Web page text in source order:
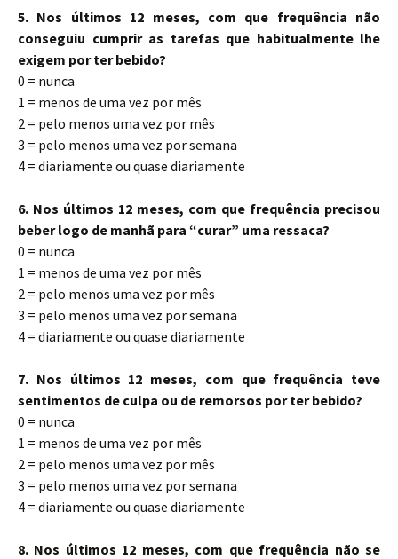
5. Nos últimos 12 meses, com que frequência não
conseguiu cumprir as tarefas que habitualmente lhe
exigem por ter bebido?
0 = nunca
1 = menos de uma vez por mês
2 = pelo menos uma vez por mês
3 = pelo menos uma vez por semana
4 = diariamente ou quase diariamente
6. Nos últimos 12 meses, com que frequência precisou
beber logo de manhã para “curar” uma ressaca?
0 = nunca
1 = menos de uma vez por mês
2 = pelo menos uma vez por mês
3 = pelo menos uma vez por semana
4 = diariamente ou quase diariamente
7. Nos últimos 12 meses, com que frequência teve
sentimentos de culpa ou de remorsos por ter bebido?
0 = nunca
1 = menos de uma vez por mês
2 = pelo menos uma vez por mês
3 = pelo menos uma vez por semana
4 = diariamente ou quase diariamente
8. Nos últimos 12 meses, com que frequência não se